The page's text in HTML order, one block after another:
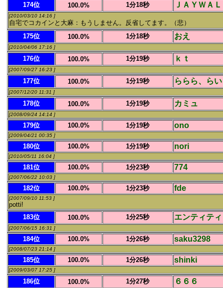
174位 100.0% 1分18秒 ＪＡＹＷＡ
[2010/03/10 14:16 ]
自宅でコカインと大麻：もうしません。反省してます。（悲）
175位
100.0% 1分18秒 おえ
[2010/04/06 17:16 ]
176位 100.0% 1分19秒 ｋｔ
[2007/09/27 16:23 ]
177位 100.0% 1分19秒 ららら、らい
[2007/12/20 11:31 ]
178位 100.0% 1分19秒 カミュ
[2008/09/24 14:14 ]
179位 100.0% 1分19秒 ono
[2009/04/21 00:35 ]
180位 100.0% 1分19秒 nori
[2010/05/11 16:04 ]
181位 100.0% 1分23秒 774
[2007/06/22 10:03 ]
182位 100.0% 1分23秒 fde
[2007/09/10 11:53 ]
potti!
183位
100.0% 1分25秒 エンティティ
[2007/06/15 16:31 ]
184位 100.0% 1分26秒 saku3298
[2008/07/23 21:14 ]
185位 100.0% 1分26秒 shinki
[2009/03/07 17:25 ]
186位 100.0% 1分27秒 ６６６